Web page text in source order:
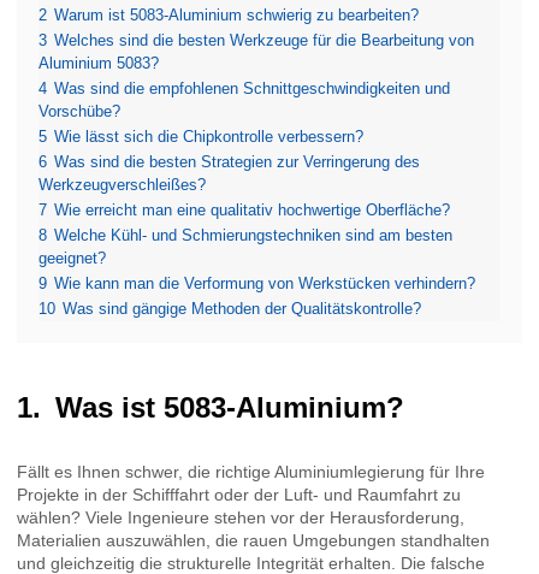
2 Warum ist 5083-Aluminium schwierig zu bearbeiten?
3 Welches sind die besten Werkzeuge für die Bearbeitung von
Aluminium 5083?
4 Was sind die empfohlenen Schnittgeschwindigkeiten und
Vorschübe?
5 Wie lässt sich die Chipkontrolle verbessern?
6 Was sind die besten Strategien zur Verringerung des
Werkzeugverschleißes?
7 Wie erreicht man eine qualitativ hochwertige Oberfläche?
8 Welche Kühl- und Schmierungstechniken sind am besten
geeignet?
9 Wie kann man die Verformung von Werkstücken verhindern?
10 Was sind gängige Methoden der Qualitätskontrolle?
Was ist 5083-Aluminium?
Fällt es Ihnen schwer, die richtige Aluminiumlegierung für Ihre
Projekte in der Schifffahrt oder der Luft- und Raumfahrt zu
wählen? Viele Ingenieure stehen vor der Herausforderung,
Materialien auszuwählen, die rauen Umgebungen standhalten
und gleichzeitig die strukturelle Integrität erhalten. Die falsche